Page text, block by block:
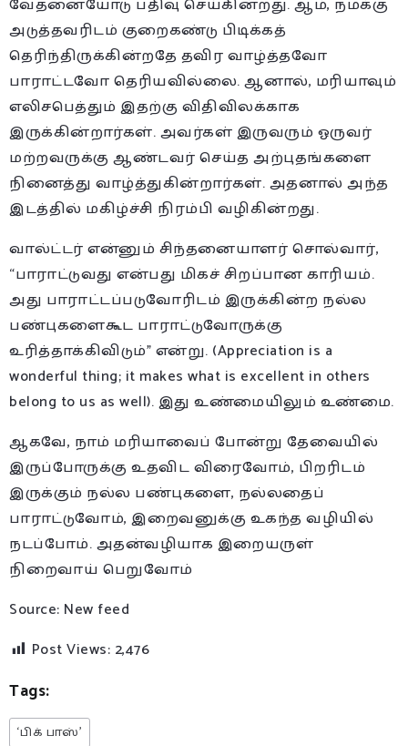
அடுத்தவரிடம் குறைகண்டு பிடிக்கத்
தெரிந்திருக்கின்றதே தவிர வாழ்த்தவோ
பாராட்டவோ தெரியவில்லை. ஆனால், மரியாவும்
எலிசபெத்தும் இதற்கு விதிவிலக்காக
இருக்கின்றார்கள். அவர்கள் இருவரும் ஓருவர்
மற்றவருக்கு ஆண்டவர் செய்த அற்புதங்களை
நினைத்து வாழ்த்துகின்றார்கள். அதனால் அந்த
இடத்தில் மகிழ்ச்சி நிரம்பி வழிகின்றது.
வால்ட்டர் என்னும் சிந்தனையாளர் சொல்வார்,
“பாராட்டுவது என்பது மிகச் சிறப்பான காரியம்.
அது பாராட்டப்படுவோரிடம் இருக்கின்ற நல்ல
பண்புகளைகூட பாராட்டுவோருக்கு
உரித்தாக்கிவிடும்” என்று. (Appreciation is a
wonderful thing; it makes what is excellent in others
belong to us as well). இது உண்மையிலும் உண்மை.
ஆகவே, நாம் மரியாவைப் போன்று தேவையில்
இருப்போருக்கு உதவிட விரைவோம், பிறரிடம்
இருக்கும் நல்ல பண்புகளை, நல்லதைப்
பாராட்டுவோம், இறைவனுக்கு உகந்த வழியில்
நடப்போம். அதன்வழியாக இறையருள்
நிறைவாய் பெறுவோம்
Source: New feed
Post Views: 2,476
Tags:
‘பிக் பாஸ்’